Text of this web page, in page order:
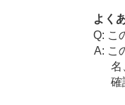
よく
こ
こ
名
確